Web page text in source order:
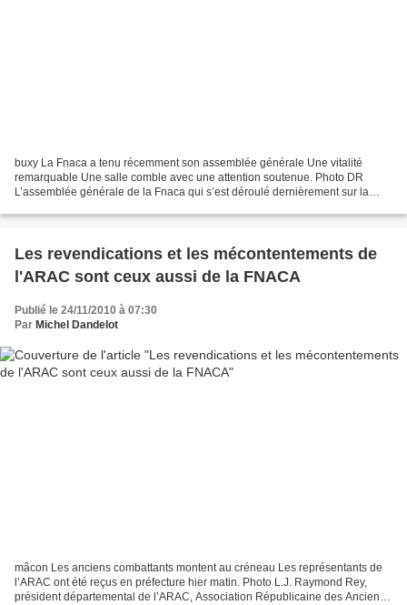
buxy La Fnaca a tenu récemment son assemblée générale Une vitalité
remarquable Une salle comble avec une attention soutenue. Photo DR
L’assemblée générale de la Fnaca qui s’est déroulé dernièrement sur la
Les revendications et les mécontentements de
l'ARAC sont ceux aussi de la FNACA
Publié le 24/11/2010 à 07:30
Par Michel Dandelot
mâcon Les anciens combattants montent au créneau Les représentants de
l’ARAC ont été reçus en préfecture hier matin. Photo L.J. Raymond Rey,
président départemental de l’ARAC, Association Républicaine des Anciens